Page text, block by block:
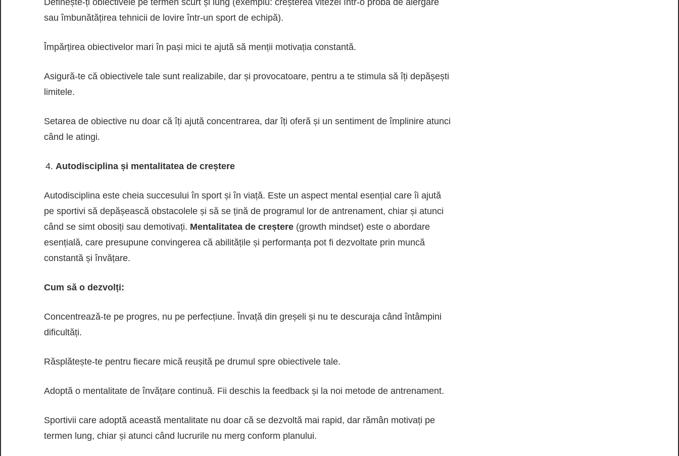
Definește-ți obiectivele pe termen scurt și lung (exemplu: creșterea vitezei într-o probă de alergare
sau îmbunătățirea tehnicii de lovire într-un sport de echipă).
Împărțirea obiectivelor mari în pași mici te ajută să menții motivația constantă.
Asigură-te că obiectivele tale sunt realizabile, dar și provocatoare, pentru a te stimula să îți depășești
limitele.
Setarea de obiective nu doar că îți ajută concentrarea, dar îți oferă și un sentiment de împlinire atunci
când le atingi.
Autodisciplina și mentalitatea de creștere
Autodisciplina este cheia succesului în sport și în viață. Este un aspect mental esențial care îi ajută
pe sportivi să depășească obstacolele și să se țină de programul lor de antrenament, chiar și atunci
când se simt obosiți sau demotivați. Mentalitatea de creștere (growth mindset) este o abordare
esențială, care presupune convingerea că abilitățile și performanța pot fi dezvoltate prin muncă
constantă și învățare.
Cum să o dezvolți:
Concentrează-te pe progres, nu pe perfecțiune. Învață din greșeli și nu te descuraja când întâmpini
dificultăți.
Răsplătește-te pentru fiecare mică reușită pe drumul spre obiectivele tale.
Adoptă o mentalitate de învățare continuă. Fii deschis la feedback și la noi metode de antrenament.
Sportivii care adoptă această mentalitate nu doar că se dezvoltă mai rapid, dar rămân motivați pe
termen lung, chiar și atunci când lucrurile nu merg conform planului.